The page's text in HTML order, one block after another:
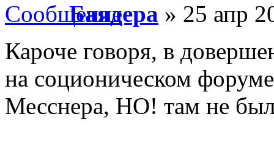
Баядера » 25 апр
Кароче говоря, в
на соционическом
Месснера, НО! там не